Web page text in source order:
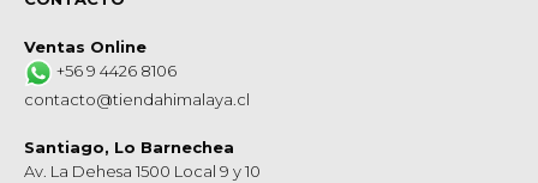
Ventas Online
+56 9 4426 8106
contacto@tiendahimalaya.cl
Santiago, Lo Barnechea
Av. La Dehesa 1500 Local 9 y 10